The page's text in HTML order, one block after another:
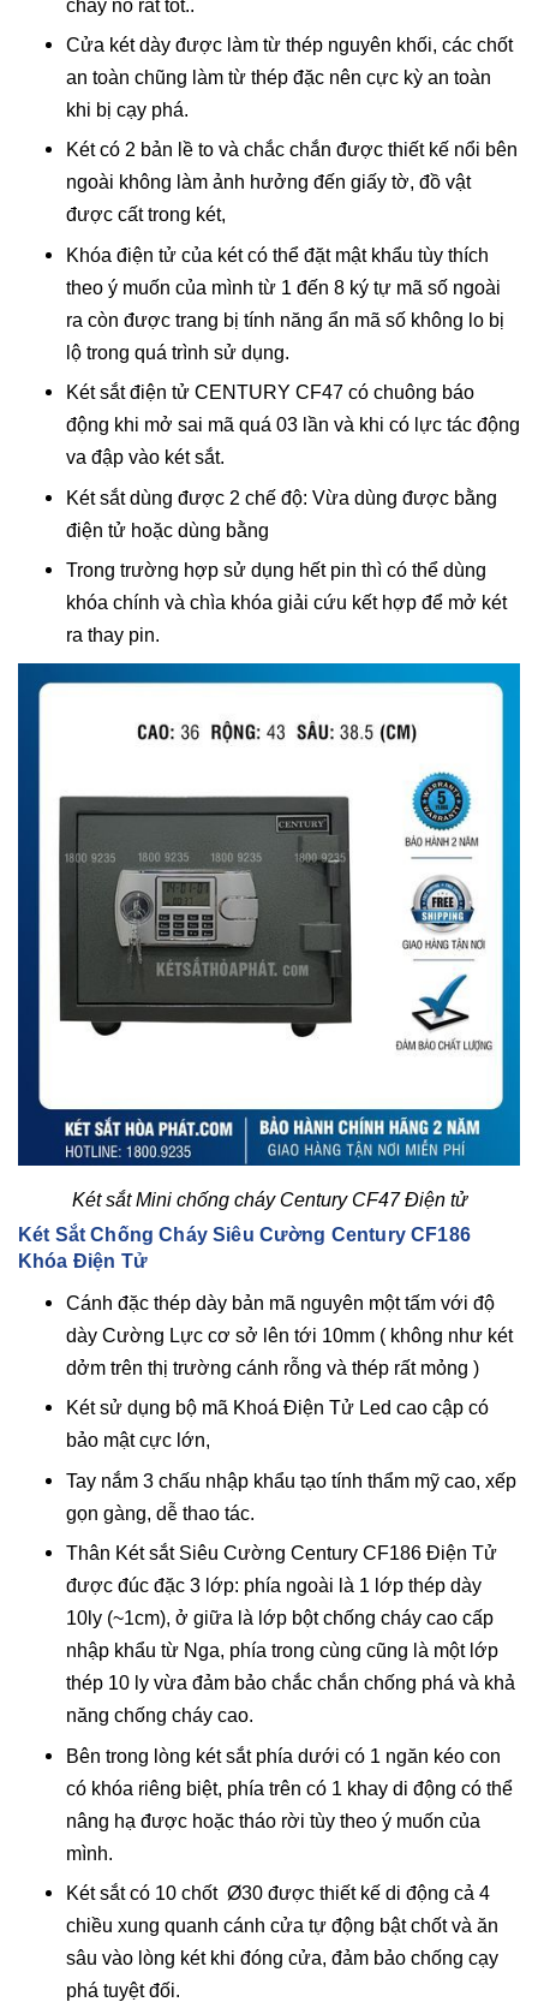
cháy nổ rất tốt..
Cửa két dày được làm từ thép nguyên khối, các chốt
an toàn chũng làm từ thép đặc nên cực kỳ an toàn
khi bị cạy phá.
Két có 2 bản lề to và chắc chắn được thiết kế nổi bên
ngoài không làm ảnh hưởng đến giấy tờ, đồ vật
được cất trong két,
Khóa điện tử của két có thể đặt mật khẩu tùy thích
theo ý muốn của mình từ 1 đến 8 ký tự mã số ngoài
ra còn được trang bị tính năng ẩn mã số không lo bị
lộ trong quá trình sử dụng.
Két sắt điện tử CENTURY CF47 có chuông báo
động khi mở sai mã quá 03 lần và khi có lực tác động
va đập vào két sắt.
Két sắt dùng được 2 chế độ: Vừa dùng được bằng
điện tử hoặc dùng bằng
Trong trường hợp sử dụng hết pin thì có thể dùng
khóa chính và chìa khóa giải cứu kết hợp để mở két
ra thay pin.
Két sắt Mini chống cháy Century CF47 Điện tử
Két Sắt Chống Cháy Siêu Cường Century CF186
Khóa Điện Tử
Cánh đặc thép dày bản mã nguyên một tấm với độ
dày Cường Lực cơ sở lên tới 10mm ( không như két
dởm trên thị trường cánh rỗng và thép rất mỏng )
Két sử dụng bộ mã Khoá Điện Tử Led cao cập có
bảo mật cực lớn,
Tay nắm 3 chấu nhập khẩu tạo tính thẩm mỹ cao, xếp
gọn gàng, dễ thao tác.
Thân Két sắt Siêu Cường Century CF186 Điện Tử
được đúc đặc 3 lớp: phía ngoài là 1 lớp thép dày
10ly (~1cm), ở giữa là lớp bột chống cháy cao cấp
nhập khẩu từ Nga, phía trong cùng cũng là một lớp
thép 10 ly vừa đảm bảo chắc chắn chống phá và khả
năng chống cháy cao.
Bên trong lòng két sắt phía dưới có 1 ngăn kéo con
có khóa riêng biệt, phía trên có 1 khay di động có thể
nâng hạ được hoặc tháo rời tùy theo ý muốn của
mình.
Két sắt có 10 chốt Ø30 được thiết kế di động cả 4
chiều xung quanh cánh cửa tự động bật chốt và ăn
sâu vào lòng két khi đóng cửa, đảm bảo chống cạy
phá tuyệt đối.